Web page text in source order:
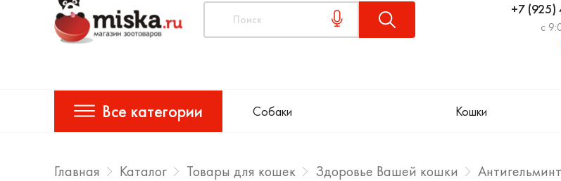
+7 (925)
с
Все категории Собаки Кошки
Главная Каталог Товары для кошек Здоровье Вашей кошки